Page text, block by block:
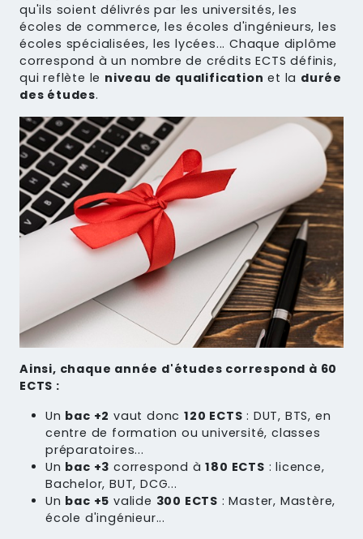
qu'ils soient délivrés par les universités, les
écoles de commerce, les écoles d'ingénieurs, les
écoles spécialisées, les lycées... Chaque diplôme
correspond à un nombre de crédits ECTS définis,
qui reflète le niveau de qualification et la durée
des études.
Ainsi, chaque année d'études correspond à 60
ECTS :
Un bac +2 vaut donc120 ECTS : DUT, BTS, en
centre de formation ou université, classes
préparatoires...
Un bac +3 correspond à180 ECTS : licence,
Bachelor, BUT, DCG...
Un bac +5 valide 300 ECTS : Master, Mastère,
école d'ingénieur...